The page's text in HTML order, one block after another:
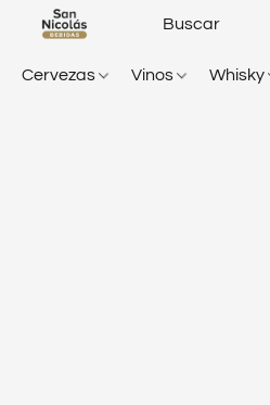
Cervezas Vinos Whisky